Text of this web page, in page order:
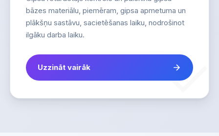
bāzes materiālu, piemēram, gipsa apmetuma un
plākšņu sastāvu, sacietēšanas laiku, nodrošinot
ilgāku darba laiku.
Uzzināt vairāk